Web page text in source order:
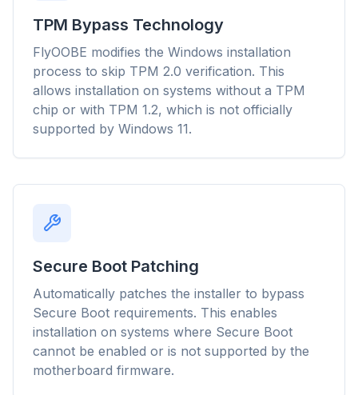
TPM Bypass Technology
FlyOOBE modifies the Windows installation
process to skip TPM 2.0 verification. This
allows installation on systems without a TPM
chip or with TPM 1.2, which is not officially
supported by Windows 11.
Secure Boot Patching
Automatically patches the installer to bypass
Secure Boot requirements. This enables
installation on systems where Secure Boot
cannot be enabled or is not supported by the
motherboard firmware.
Tot 3× sneller
Slimme prefetch en cache-regels verkorten
laadtijden op elke website.
Blokkeer advertenties & trackers